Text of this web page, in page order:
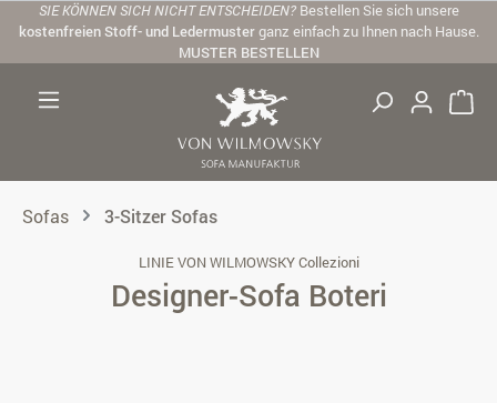
Zum Hauptinhalt springen
SIE KÖNNEN SICH NICHT ENTSCHEIDEN? Bestellen Sie sich unsere
kostenfreien Stoff- und Ledermusterganz einfach zu Ihnen nach Hause.
MUSTER BESTELLEN
Sofas 3-Sitzer Sofas
LINIE VON WILMOWSKY Collezioni
Designer-Sofa Boteri